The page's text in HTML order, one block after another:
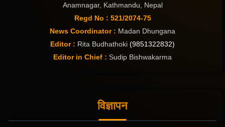
Anamnagar, Kathmandu, Nepal
Regd No : 521/2074-75
News Coordinator : Madan Dhungana
Editor : Rita Budhathoki (9851322832)
Editor in Chief : Sudip Bishwakarma
विज्ञापन